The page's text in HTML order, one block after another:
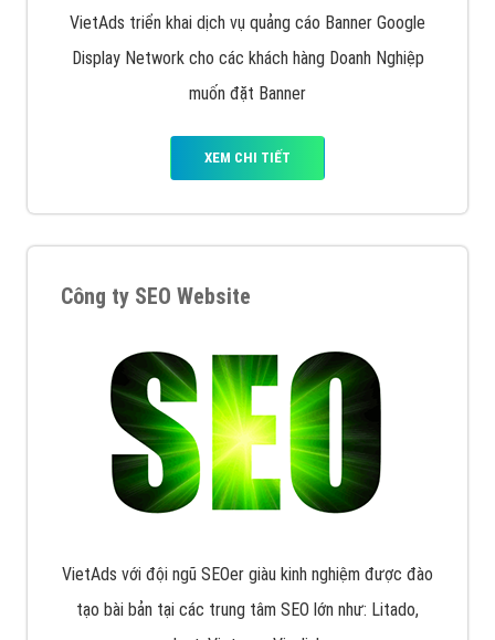
VietAds triển khai dịch vụ quảng cáo Banner Google
Display Network cho các khách hàng Doanh Nghiệp
muốn đặt Banner
XEM CHI TIẾT
Công ty SEO Website
VietAds với đội ngũ SEOer giàu kinh nghiệm được đào
tạo bài bản tại các trung tâm SEO lớn như: Litado,